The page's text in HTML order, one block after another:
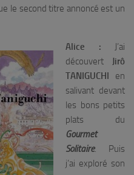
le second titre annoncé est un
Alice : J’ai
découvert Jirô
TANIGUCHI en
salivant devant
les bons petits
plats du
Gourmet
Solitaire. Puis
j’ai exploré son